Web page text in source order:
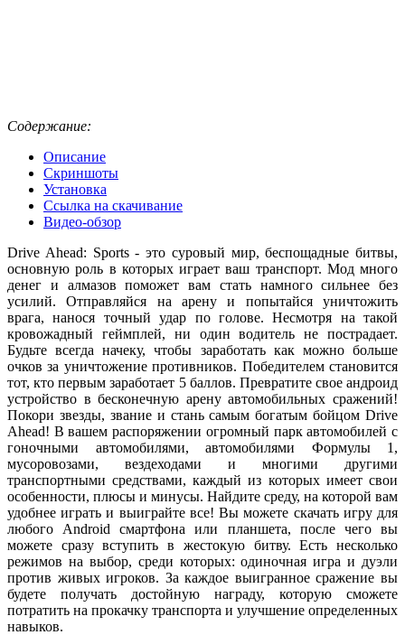
Содержание:
Описание
Скриншоты
Установка
Ссылка на скачивание
Видео-обзор
Drive Ahead: Sports - это суровый мир, беспощадные битвы,
основную роль в которых играет ваш транспорт. Мод много
денег и алмазов поможет вам стать намного сильнее без
усилий. Отправляйся на арену и попытайся уничтожить
врага, нанося точный удар по голове. Несмотря на такой
кровожадный геймплей, ни один водитель не пострадает.
Будьте всегда начеку, чтобы заработать как можно больше
очков за уничтожение противников. Победителем становится
тот, кто первым заработает 5 баллов. Превратите свое андроид
устройство в бесконечную арену автомобильных сражений!
Покори звезды, звание и стань самым богатым бойцом Drive
Ahead! В вашем распоряжении огромный парк автомобилей с
гоночными автомобилями, автомобилями Формулы 1,
мусоровозами, вездеходами и многими другими
транспортными средствами, каждый из которых имеет свои
особенности, плюсы и минусы. Найдите среду, на которой вам
удобнее играть и выиграйте все! Вы можете скачать игру для
любого Android смартфона или планшета, после чего вы
можете сразу вступить в жестокую битву. Есть несколько
режимов на выбор, среди которых: одиночная игра и дуэли
против живых игроков. За каждое выигранное сражение вы
будете получать достойную награду, которую сможете
потратить на прокачку транспорта и улучшение определенных
навыков.